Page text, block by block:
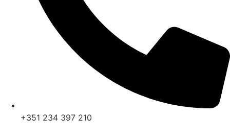
+351 234 397 210